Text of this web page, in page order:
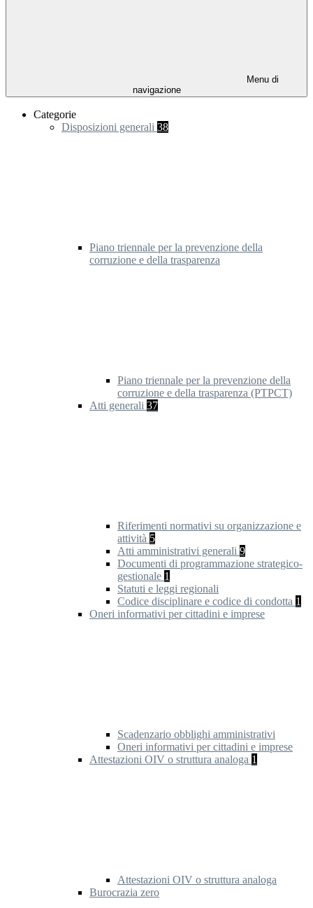
Menu di
navigazione
Categorie
Disposizioni generali 38
Piano triennale per la prevenzione della
corruzione e della trasparenza
Piano triennale per la prevenzione della
corruzione e della trasparenza (PTPCT)
Atti generali 37
Riferimenti normativi su organizzazione e
attività 5
Atti amministrativi generali 9
Documenti di programmazione strategico-
gestionale 1
Statuti e leggi regionali
Codice disciplinare e codice di condotta 1
Oneri informativi per cittadini e imprese
Scadenzario obblighi amministrativi
Oneri informativi per cittadini e imprese
Attestazioni OIV o struttura analoga 1
Attestazioni OIV o struttura analoga
Burocrazia zero